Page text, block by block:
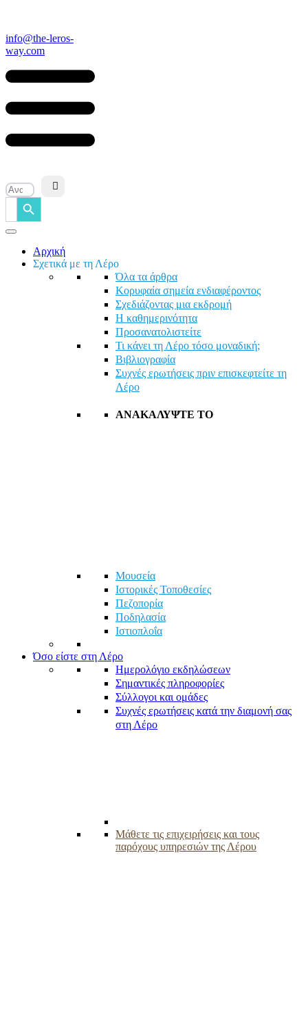
περιεχόμενο
info@the-leros-
way.com
Search
Search Button
Αρχική
Σχετικά με τη Λέρο
Όλα τα άρθρα
Κορυφαία σημεία ενδιαφέροντος
Σχεδιάζοντας μια εκδρομή
Η καθημερινότητα
Προσανατολιστείτε
Τι κάνει τη Λέρο τόσο μοναδική;
Βιβλιογραφία
Συχνές ερωτήσεις πριν επισκεφτείτε τη
Λέρο
ΑΝΑΚΑΛΥΨΤΕ ΤΟ
Μουσεία
Ιστορικές Τοποθεσίες
Πεζοπορία
Ποδηλασία
Ιστιοπλοΐα
Όσο είστε στη Λέρο
Ημερολόγιο εκδηλώσεων
Σημαντικές πληροφορίες
Σύλλογοι και ομάδες
Συχνές ερωτήσεις κατά την διαμονή σας
στη Λέρο
Μάθετε τις επιχειρήσεις και τους
παρόχους υπηρεσιών της Λέρου